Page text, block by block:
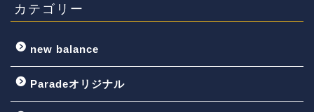
カテゴリー
new balance
Paradeオリジナル